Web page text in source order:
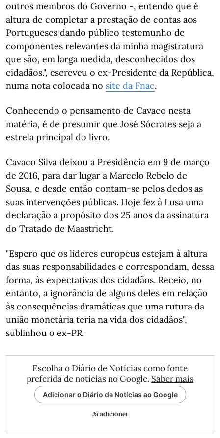
outros membros do Governo -, entendo que é
altura de completar a prestação de contas aos
Portugueses dando público testemunho de
componentes relevantes da minha magistratura
que são, em larga medida, desconhecidos dos
cidadãos.", escreveu o ex-Presidente da República,
numa nota colocada no site da Fnac.
Conhecendo o pensamento de Cavaco nesta
matéria, é de presumir que José Sócrates seja a
estrela principal do livro.
Cavaco Silva deixou a Presidência em 9 de março
de 2016, para dar lugar a Marcelo Rebelo de
Sousa, e desde então contam-se pelos dedos as
suas intervenções públicas. Hoje fez à Lusa uma
declaração a propósito dos 25 anos da assinatura
do Tratado de Maastricht.
"Espero que os líderes europeus estejam à altura
das suas responsabilidades e correspondam, dessa
forma, às expectativas dos cidadãos. Receio, no
entanto, a ignorância de alguns deles em relação
às consequências dramáticas que uma rutura da
união monetária teria na vida dos cidadãos",
sublinhou o ex-PR.
Escolha o Diário de Notícias como fonte
preferida de notícias no Google. Saber mais
Adicionar o Diário de Notícias ao Google
Já adicionei